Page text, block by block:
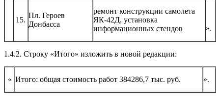
15.
Пл. Героев
Донбасса
ремонт конструкции самолета
ЯК-42Д, установка
информационных стендов
».
1.4.2. Строку «Итого» изложить в новой редакции:
« Итого: общая стоимость работ 384286,7 тыс. руб. ».